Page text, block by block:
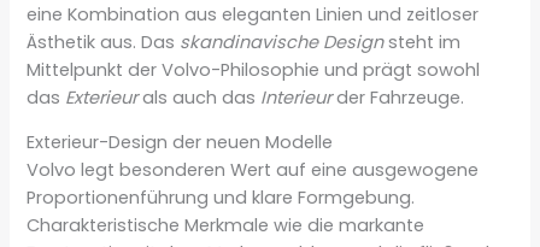
eine Kombination aus eleganten Linien und zeitloser
Ästhetik aus. Das skandinavische Designsteht im
Mittelpunkt der Volvo-Philosophie und prägt sowohl
das Exterieurals auch das Interieurder Fahrzeuge.
Exterieur-Design der neuen Modelle
Volvo legt besonderen Wert auf eine ausgewogene
Proportionenführung und klare Formgebung.
Charakteristische Merkmale wie die markante